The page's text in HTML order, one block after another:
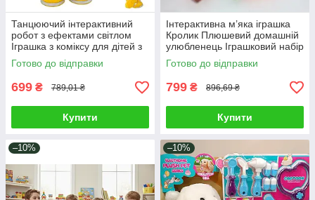
Танцюючий інтерактивний
робот з ефектами світлом
Іграшка з коміксу для дітей з
крильцями антенками
Готово до відправки
699 ₴ 789,01 ₴
Купити
Інтерактивна м’яка іграшка
Кролик Плюшевий домашній
улюбленець Іграшковий набір
рухомий зайчик з
аксесуарами
Готово до відправки
799 ₴ 896,69 ₴
Купити
–10% –10%